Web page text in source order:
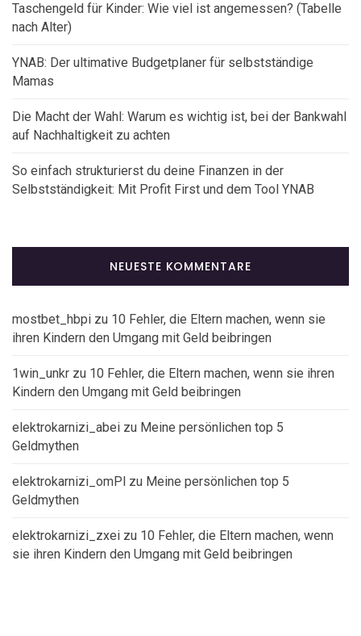
Taschengeld für Kinder: Wie viel ist angemessen? (Tabelle
nach Alter)
YNAB: Der ultimative Budgetplaner für selbstständige
Mamas
Die Macht der Wahl: Warum es wichtig ist, bei der Bankwahl
auf Nachhaltigkeit zu achten
So einfach strukturierst du deine Finanzen in der
Selbstständigkeit: Mit Profit First und dem Tool YNAB
NEUESTE KOMMENTARE
mostbet_hbpi zu 10 Fehler, die Eltern machen, wenn sie
ihren Kindern den Umgang mit Geld beibringen
1win_unkr zu 10 Fehler, die Eltern machen, wenn sie ihren
Kindern den Umgang mit Geld beibringen
elektrokarnizi_abei zu Meine persönlichen top 5
Geldmythen
elektrokarnizi_omPl zu Meine persönlichen top 5
Geldmythen
elektrokarnizi_zxei zu 10 Fehler, die Eltern machen, wenn
sie ihren Kindern den Umgang mit Geld beibringen